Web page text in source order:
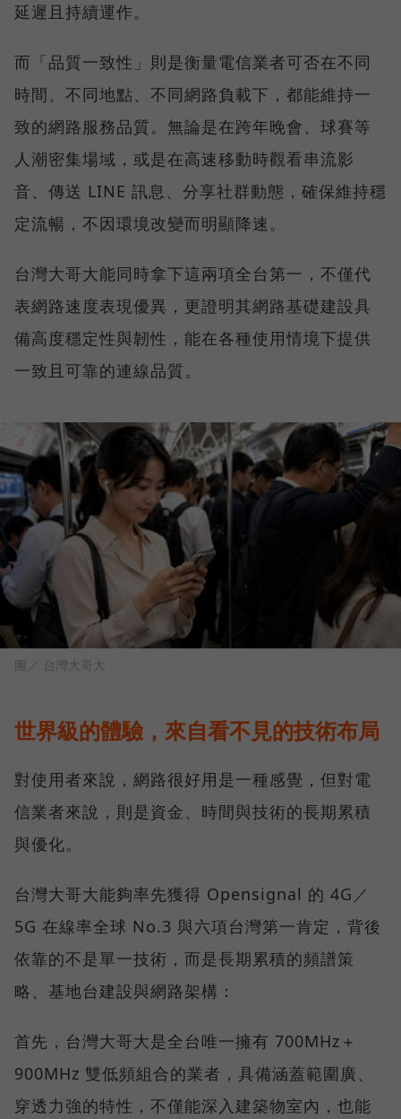
延遲且持續運作。
而「品質一致性」則是衡量電信業者可否在不同
時間、不同地點、不同網路負載下，都能維持一
致的網路服務品質。無論是在跨年晚會、球賽等
人潮密集場域，或是在高速移動時觀看串流影
音、傳送 LINE 訊息、分享社群動態，確保維持穩
定流暢，不因環境改變而明顯降速。
台灣大哥大能同時拿下這兩項全台第一，不僅代
表網路速度表現優異，更證明其網路基礎建設具
備高度穩定性與韌性，能在各種使用情境下提供
一致且可靠的連線品質。
圖／ 台灣大哥大
世界級的體驗，來自看不見的技術布局
對使用者來說，網路很好用是一種感覺，但對電
信業者來說，則是資金、時間與技術的長期累積
與優化。
台灣大哥大能夠率先獲得 Opensignal 的 4G／
5G 在線率全球 No.3 與六項台灣第一肯定，背後
依靠的不是單一技術，而是長期累積的頻譜策
略、基地台建設與網路架構：
首先，台灣大哥大是全台唯一擁有 700MHz＋
900MHz 雙低頻組合的業者，具備涵蓋範圍廣、
穿透力強的特性，不僅能深入建築物室內，也能